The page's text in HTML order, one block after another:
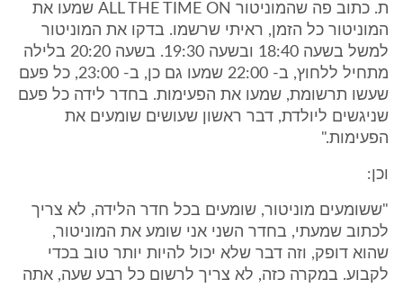
ת. כתוב פה שהמוניטור ALL THE TIME ON שמעו את
המוניטור כל הזמן, ראיתי שרשמו. בדקו את המוניטור
למשל בשעה 18:40 ובשעה 19:30. בשעה 20:20 בלילה
מתחיל ללחוץ, ב- 22:00 שמעו גם כן, ב- 23:00, כל פעם
שעשו תרשומת, שמעו את הפעימות. בחדר לידה כל פעם
שניגשים ליולדת, דבר ראשון שעושים שומעים את
הפעימות."
וכן:
"ששומעים מוניטור, שומעים בכל חדר הלידה, לא צריך
לכתוב שמעתי, בחדר השני אני שומע את המוניטור,
שהוא דופק, וזה דבר שלא יכול להיות יותר טוב בכדי
לקבוע. במקרה כזה, לא צריך לרשום כל רבע שעה, אתה